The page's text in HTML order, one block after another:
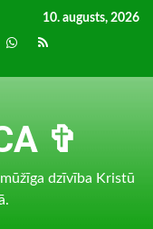
10. augusts, 2026
whatsapp
RSS
✞
dzīvība Kristū